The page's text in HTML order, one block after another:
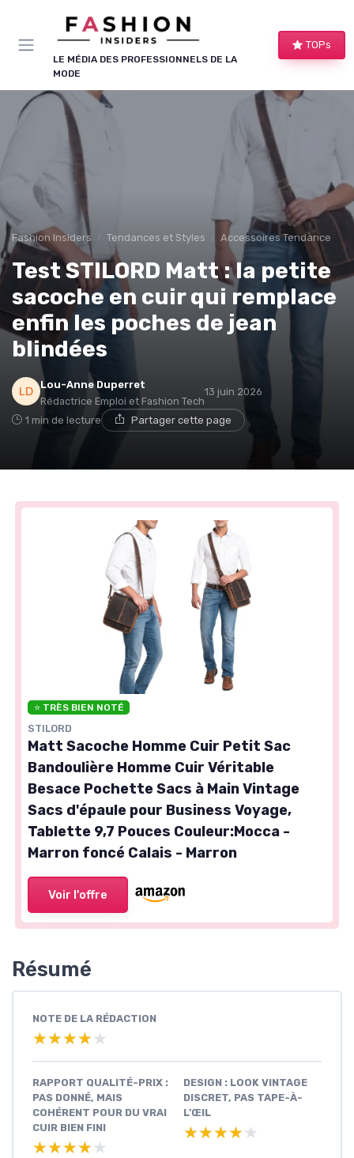
LE MÉDIA DES PROFESSIONNELS DE LA
MODE
TOPs
Fashion Insiders Tendances et Styles Accessoires Tendance
Test STILORD Matt : la petite
sacoche en cuir qui remplace
enfin les poches de jean
blindées
Lou-Anne Duperret
Rédactrice Emploi et Fashion Tech
13 juin 2026
1 min de lecture Partager cette page
⭐ TRÈS BIEN NOTÉ
STILORD
Matt Sacoche Homme Cuir Petit Sac
Bandoulière Homme Cuir Véritable
Besace Pochette Sacs à Main Vintage
Sacs d'épaule pour Business Voyage,
Tablette 9,7 Pouces Couleur:Mocca -
Marron foncé Calais - Marron
Voir l'offre
Résumé
NOTE DE LA RÉDACTION
★★★★★
★★★★★
RAPPORT QUALITÉ-PRIX :
PAS DONNÉ, MAIS
COHÉRENT POUR DU VRAI
CUIR BIEN FINI
★★★★★
★★★★★
DESIGN : LOOK VINTAGE
DISCRET, PAS TAPE-À-
L’ŒIL
★★★★★
★★★★★